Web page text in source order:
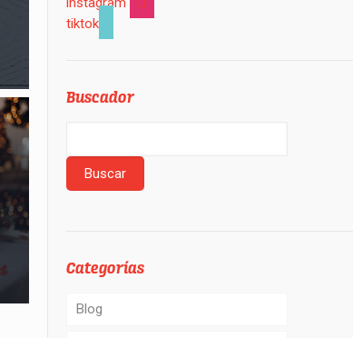
tiktok
Buscador
Categorías
Blog